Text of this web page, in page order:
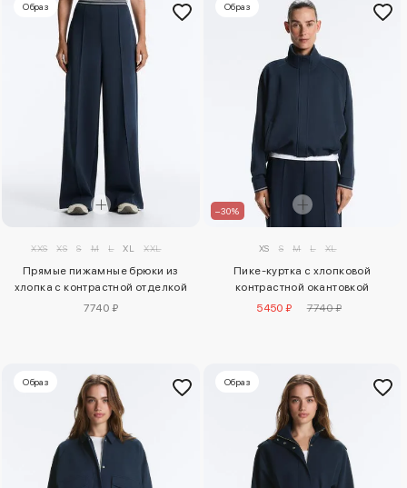
Образ
XXS XS S M L XL XXL
Прямые пижамные брюки из
хлопка с контрастной отделкой
7740 ₽
–30%
Образ
XS S M L XL
Пике-куртка с хлопковой
контрастной окантовкой
5450 ₽
7740 ₽
Образ Образ